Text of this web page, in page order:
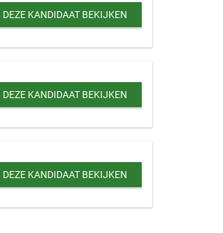
DEZE KANDIDAAT BEKIJKEN
DEZE KANDIDAAT BEKIJKEN
DEZE KANDIDAAT BEKIJKEN